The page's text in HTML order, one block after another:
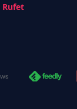
Rufet